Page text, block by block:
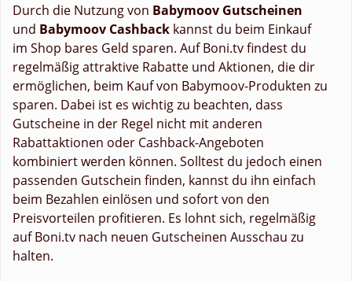
Durch die Nutzung von Babymoov Gutscheinen
und Babymoov Cashback kannst du beim Einkauf
im Shop bares Geld sparen. Auf Boni.tv findest du
regelmäßig attraktive Rabatte und Aktionen, die dir
ermöglichen, beim Kauf von Babymoov-Produkten zu
sparen. Dabei ist es wichtig zu beachten, dass
Gutscheine in der Regel nicht mit anderen
Rabattaktionen oder Cashback-Angeboten
kombiniert werden können. Solltest du jedoch einen
passenden Gutschein finden, kannst du ihn einfach
beim Bezahlen einlösen und sofort von den
Preisvorteilen profitieren. Es lohnt sich, regelmäßig
auf Boni.tv nach neuen Gutscheinen Ausschau zu
halten.